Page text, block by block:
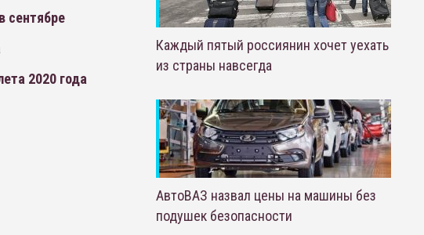
сентябре
2020 года
Каждый пятый россиянин хочет уехать
из страны навсегда
АвтоВАЗ назвал цены на машины без
подушек безопасности